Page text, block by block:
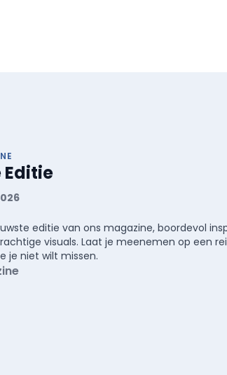
Editie
editie van ons magazine, boordevol
visuals. Laat je meenemen op een
je niet wilt missen.